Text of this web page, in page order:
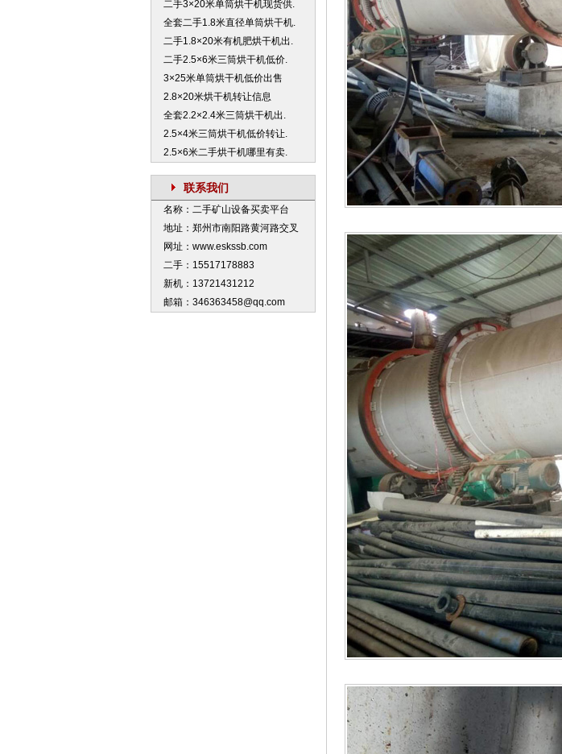
二手3×20米单筒烘干机现货供.
全套二手1.8米直径单筒烘干机.
二手1.8×20米有机肥烘干机出.
二手2.5×6米三筒烘干机低价.
3×25米单筒烘干机低价出售
2.8×20米烘干机转让信息
全套2.2×2.4米三筒烘干机出.
2.5×4米三筒烘干机低价转让.
2.5×6米二手烘干机哪里有卖.
联系我们
名称：二手矿山设备买卖平台
地址：郑州市南阳路黄河路交叉
网址：www.eskssb.com
二手：15517178883
新机：13721431212
邮箱：346363458@qq.com